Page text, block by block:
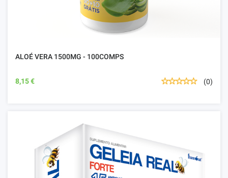
ALOÉ VERA 1500MG - 100COMPS
8,15 € (0)